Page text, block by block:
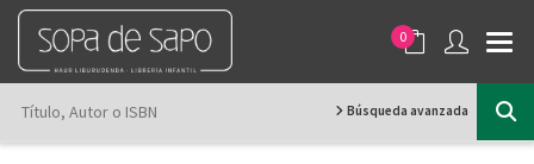
0
Búsqueda avanzada